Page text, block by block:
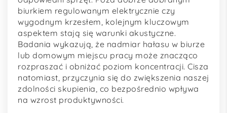
biurkiem regulowanym elektrycznie czy
wygodnym krzesłem, kolejnym kluczowym
aspektem stają się warunki akustyczne.
Badania wykazują, że nadmiar hałasu w biurze
lub domowym miejscu pracy może znacząco
rozpraszać i obniżać poziom koncentracji. Cisza
natomiast, przyczynia się do zwiększenia naszej
zdolności skupienia, co bezpośrednio wpływa
na wzrost produktywności.